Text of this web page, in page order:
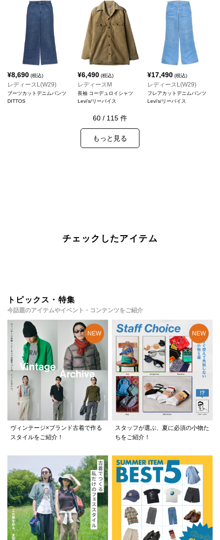
¥8,690 (税込)
レディースL(W29)
ブーツカットデニムパンツ
DITTOS
¥6,490(税込)
レディースM
長袖 コーデュロイシャツ
Levi's/リーバイス
¥17,490 (税込)
レディースL(W29)
フレアカットデニムパンツ
Levi's/リーバイス
60 / 115 件
もっと見る
チェックしたアイテム
トピックス・特集
今話題のアイテムやイベント・コンテンツをご紹介
ヴィンテージ×ブランド古着で作る
スタイルをご紹介！
スタッフが選ぶ、夏に必須の小物た
ちをご紹介！